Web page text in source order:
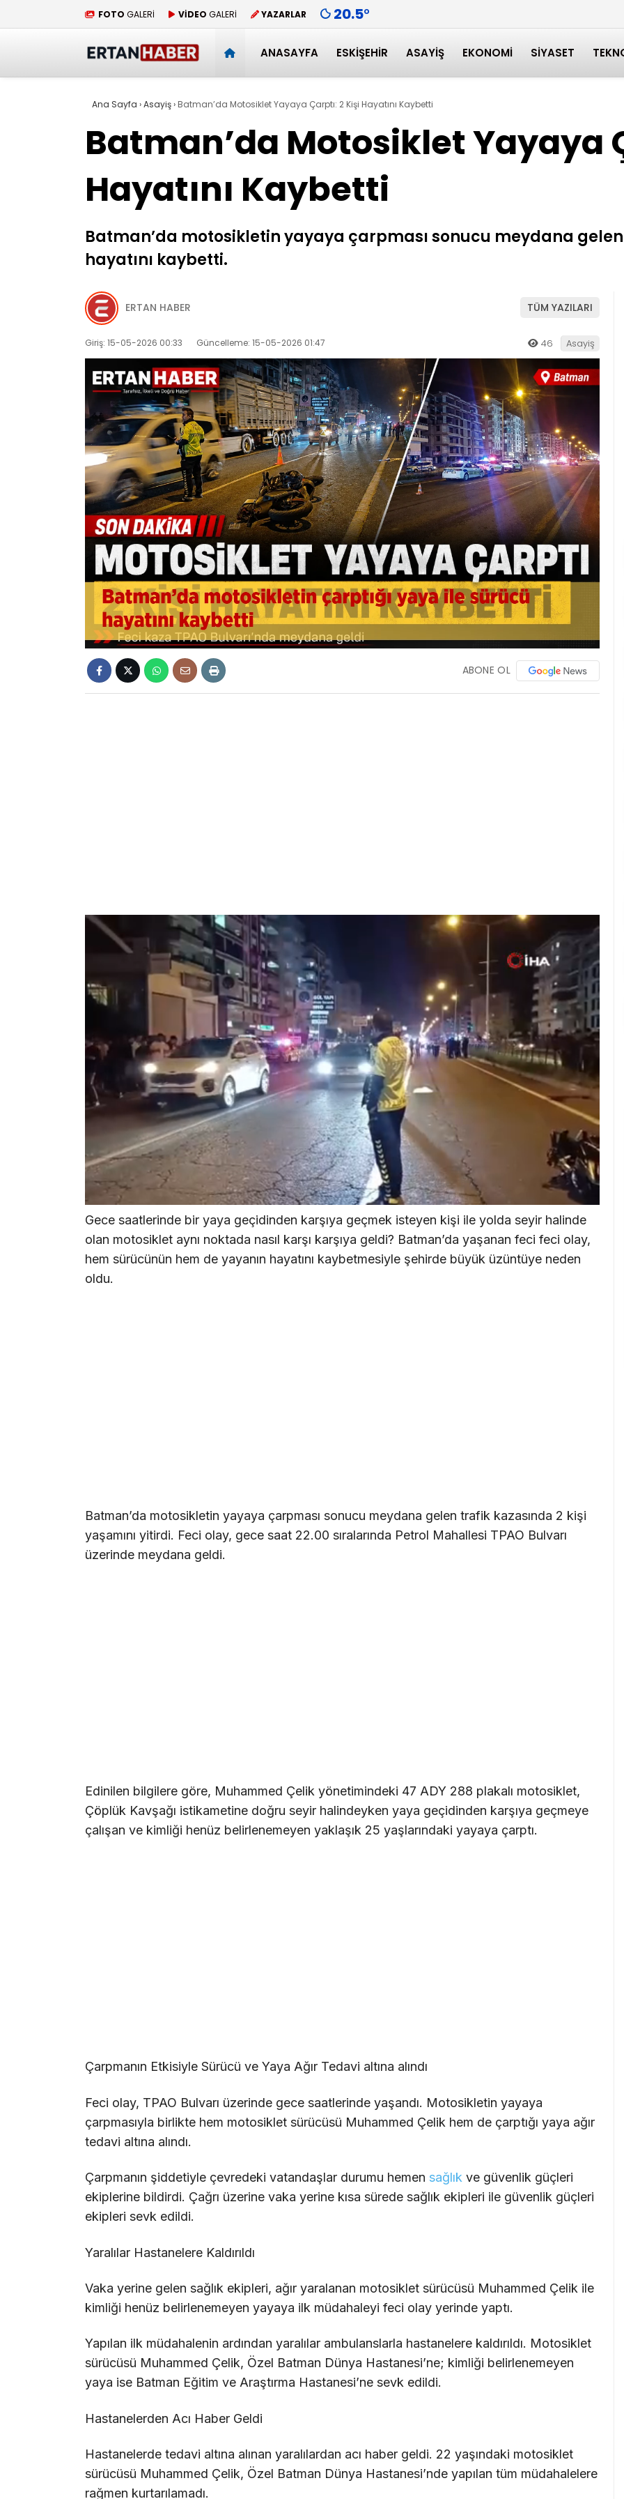
FOTO GALERİ VİDEO GALERİ YAZARLAR 20.5°
ANASAYFA ESKIŞEHIR ASAYIŞ EKONOMI SIYASET
Ana Sayfa ›Asayiş› Batman’da Motosiklet Yayaya Çarptı: 2 Kişi Hayatını Kaybetti
Batman’da Motosiklet Yayaya
Hayatını Kaybetti
Batman’da motosikletin yayaya çarpması sonucu meydana
hayatını kaybetti.
ERTAN HABER TÜM YAZILARI
Giriş: 15-05-2026 00:33 Güncelleme: 15-05-2026 01:47 46 Asayiş
ABONE OL
Gece saatlerinde bir yaya geçidinden karşıya geçmek isteyen kişi ile yolda seyir halinde
olan motosiklet aynı noktada nasıl karşı karşıya geldi? Batman’da yaşanan feci feci olay,
hem sürücünün hem de yayanın hayatını kaybetmesiyle şehirde büyük üzüntüye neden
oldu.
Batman’da motosikletin yayaya çarpması sonucu meydana gelen trafik kazasında 2 kişi
yaşamını yitirdi. Feci olay, gece saat 22.00 sıralarında Petrol Mahallesi TPAO Bulvarı
üzerinde meydana geldi.
Edinilen bilgilere göre, Muhammed Çelik yönetimindeki 47 ADY 288 plakalı motosiklet,
Çöplük Kavşağı istikametine doğru seyir halindeyken yaya geçidinden karşıya geçmeye
çalışan ve kimliği henüz belirlenemeyen yaklaşık 25 yaşlarındaki yayaya çarptı.
Çarpmanın Etkisiyle Sürücü ve Yaya Ağır Tedavi altına alındı
Feci olay, TPAO Bulvarı üzerinde gece saatlerinde yaşandı. Motosikletin yayaya
çarpmasıyla birlikte hem motosiklet sürücüsü Muhammed Çelik hem de çarptığı yaya ağır
tedavi altına alındı.
Çarpmanın şiddetiyle çevredeki vatandaşlar durumu hemen sağlık ve güvenlik güçleri
ekiplerine bildirdi. Çağrı üzerine vaka yerine kısa sürede sağlık ekipleri ile güvenlik güçleri
ekipleri sevk edildi.
Yaralılar Hastanelere Kaldırıldı
Vaka yerine gelen sağlık ekipleri, ağır yaralanan motosiklet sürücüsü Muhammed Çelik ile
kimliği henüz belirlenemeyen yayaya ilk müdahaleyi feci olay yerinde yaptı.
Yapılan ilk müdahalenin ardından yaralılar ambulanslarla hastanelere kaldırıldı. Motosiklet
sürücüsü Muhammed Çelik, Özel Batman Dünya Hastanesi’ne; kimliği belirlenemeyen
yaya ise Batman Eğitim ve Araştırma Hastanesi’ne sevk edildi.
Hastanelerden Acı Haber Geldi
Hastanelerde tedavi altına alınan yaralılardan acı haber geldi. 22 yaşındaki motosiklet
sürücüsü Muhammed Çelik, Özel Batman Dünya Hastanesi’nde yapılan tüm müdahalelere
rağmen kurtarılamadı.